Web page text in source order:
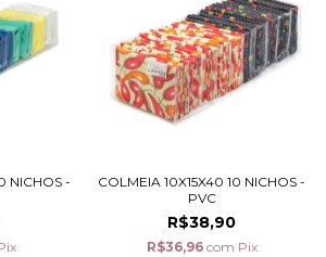
NICHOS -
COLMEIA 10X15X40 10 NICHOS -
PVC
R$38,90
R$36,96 com Pix